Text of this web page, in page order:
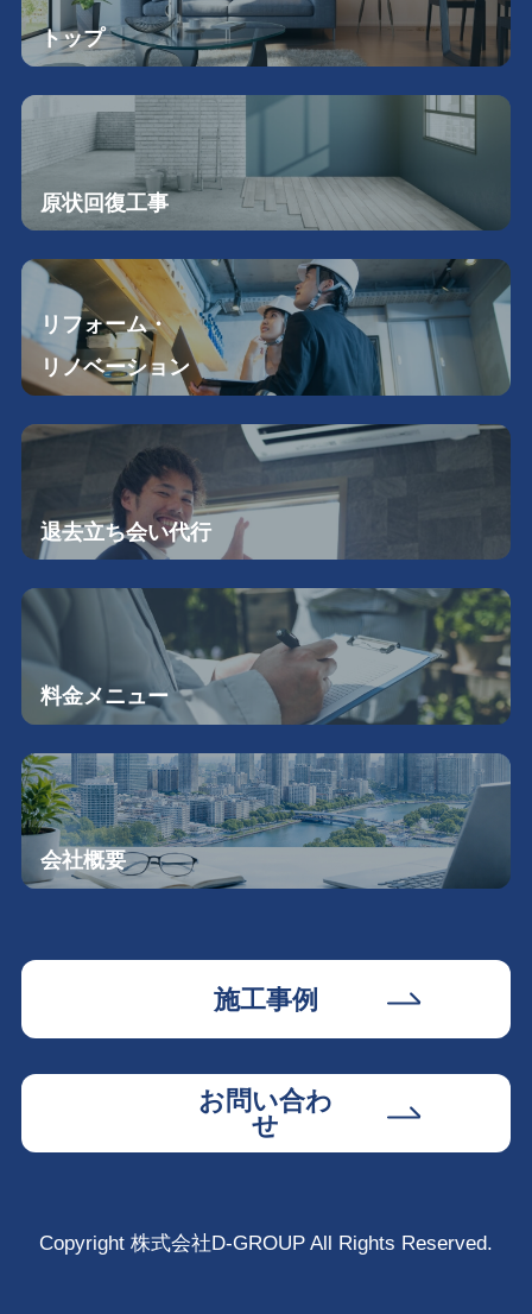
トップ
原状回復工事
リフォーム・
リノベーション
退去立ち会い代行
料金メニュー
会社概要
施工事例
お問い合わ
せ
Copyright 株式会社D-GROUP All Rights Reserved.